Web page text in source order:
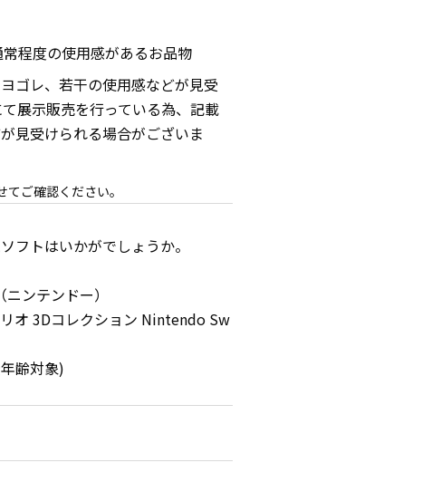
程度の使用感があるお品物
ゴレ、若干の使用感などが見受
展示販売を行っている為、記載
見受けられる場合がございま
てご確認ください。
フトはいかがでしょうか。
ンテンドー）
オ 3Dコレクション Nintendo Sw
齢対象)